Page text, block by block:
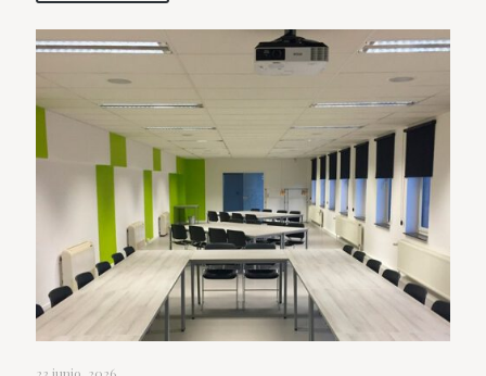
23 junio, 2026